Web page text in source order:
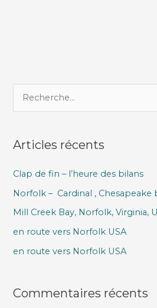
e
h
r
c
h
e
Articles récents
Clap de fin – l’heure des bilans
Norfolk – Cardinal , Chesapeake
Mill Creek Bay, Norfolk, Virginia,
en route vers Norfolk USA
en route vers Norfolk USA
Commentaires récents